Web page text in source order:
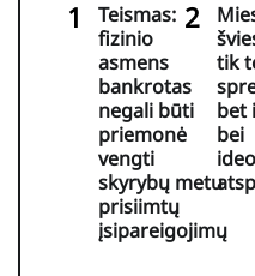
Teismas:
fizinio
asmens
bankrotas
negali būti
priemonė
vengti
skyrybų metu
prisiimtų
įsipareigojimų
tik
bet
bei